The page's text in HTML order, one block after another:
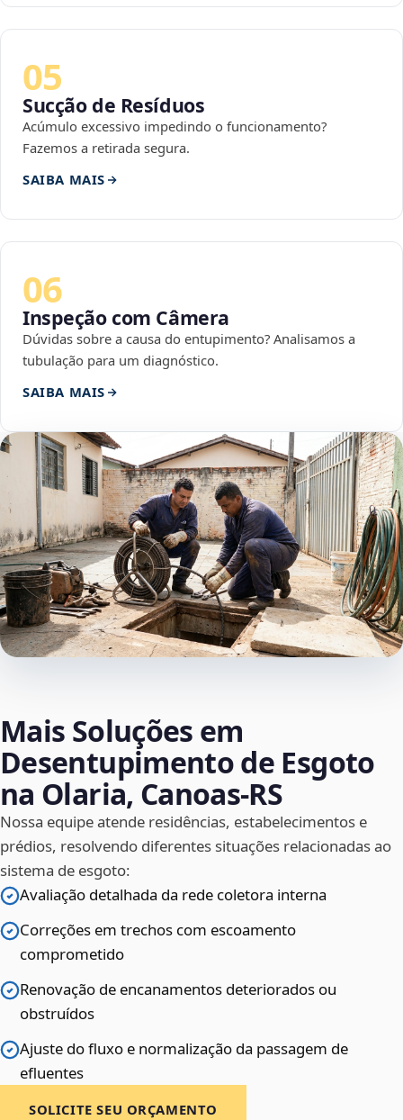
05
Sucção de Resíduos
Acúmulo excessivo impedindo o funcionamento?
Fazemos a retirada segura.
SAIBA MAIS
06
Inspeção com Câmera
Dúvidas sobre a causa do entupimento? Analisamos a
tubulação para um diagnóstico.
SAIBA MAIS
Mais Soluções em
Desentupimento de Esgoto
na Olaria, Canoas‑RS
Nossa equipe atende residências, estabelecimentos e
prédios, resolvendo diferentes situações relacionadas ao
sistema de esgoto:
Avaliação detalhada da rede coletora interna
Correções em trechos com escoamento
comprometido
Renovação de encanamentos deteriorados ou
obstruídos
Ajuste do fluxo e normalização da passagem de
efluentes
SOLICITE SEU ORÇAMENTO